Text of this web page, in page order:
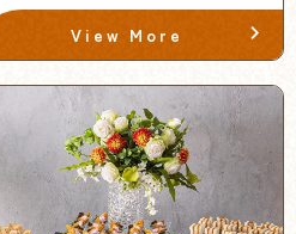
View More